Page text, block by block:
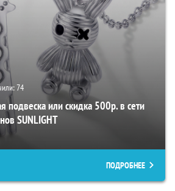
74
подвеска или скидка 500р. в сети
SUNLIGHT
ПОДРОБНЕЕ